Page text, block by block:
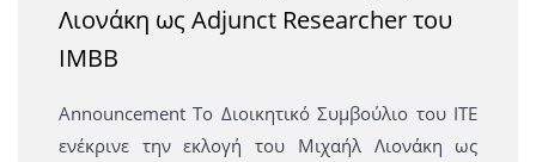
Λιονάκη ως Adjunct Researcher του
ΙΜΒΒ
Announcement Το Διοικητικό Συμβούλιο του ΙΤΕ
ενέκρινε την εκλογή του Μιχαήλ Λιονάκη ως